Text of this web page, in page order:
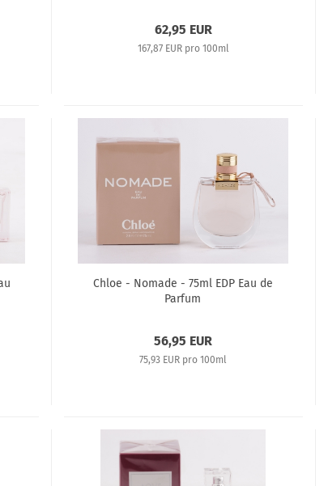
62,95 EUR
167,87 EUR pro 100ml
Chloe - Nomade - 75ml EDP Eau de
Parfum
56,95 EUR
75,93 EUR pro 100ml